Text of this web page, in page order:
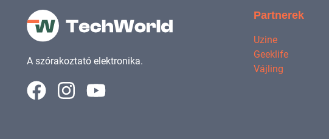
A szórakoztató elektronika.
Partnerek
Uzine
Geeklife
Vájling